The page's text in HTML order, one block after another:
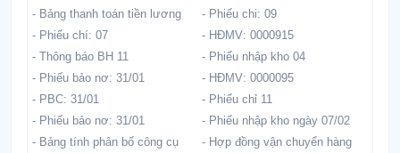
- Bảng thanh toán tiền lương
- Phiếu chi: 09
- Phiếu chí: 07
- HĐMV: 0000915
- Thông báo BH 11
- Phiếu nhập kho 04
- Phiếu bảo nơ: 31/01
- HĐMV: 0000095
- PBC: 31/01
- Phiếu chỉ 11
- Phiếu bảo nơ: 31/01
- Phiếu nhập kho ngày 07/02
- Bảng tính phân bố công cụ
- Hợp đồng vận chuyển hàng